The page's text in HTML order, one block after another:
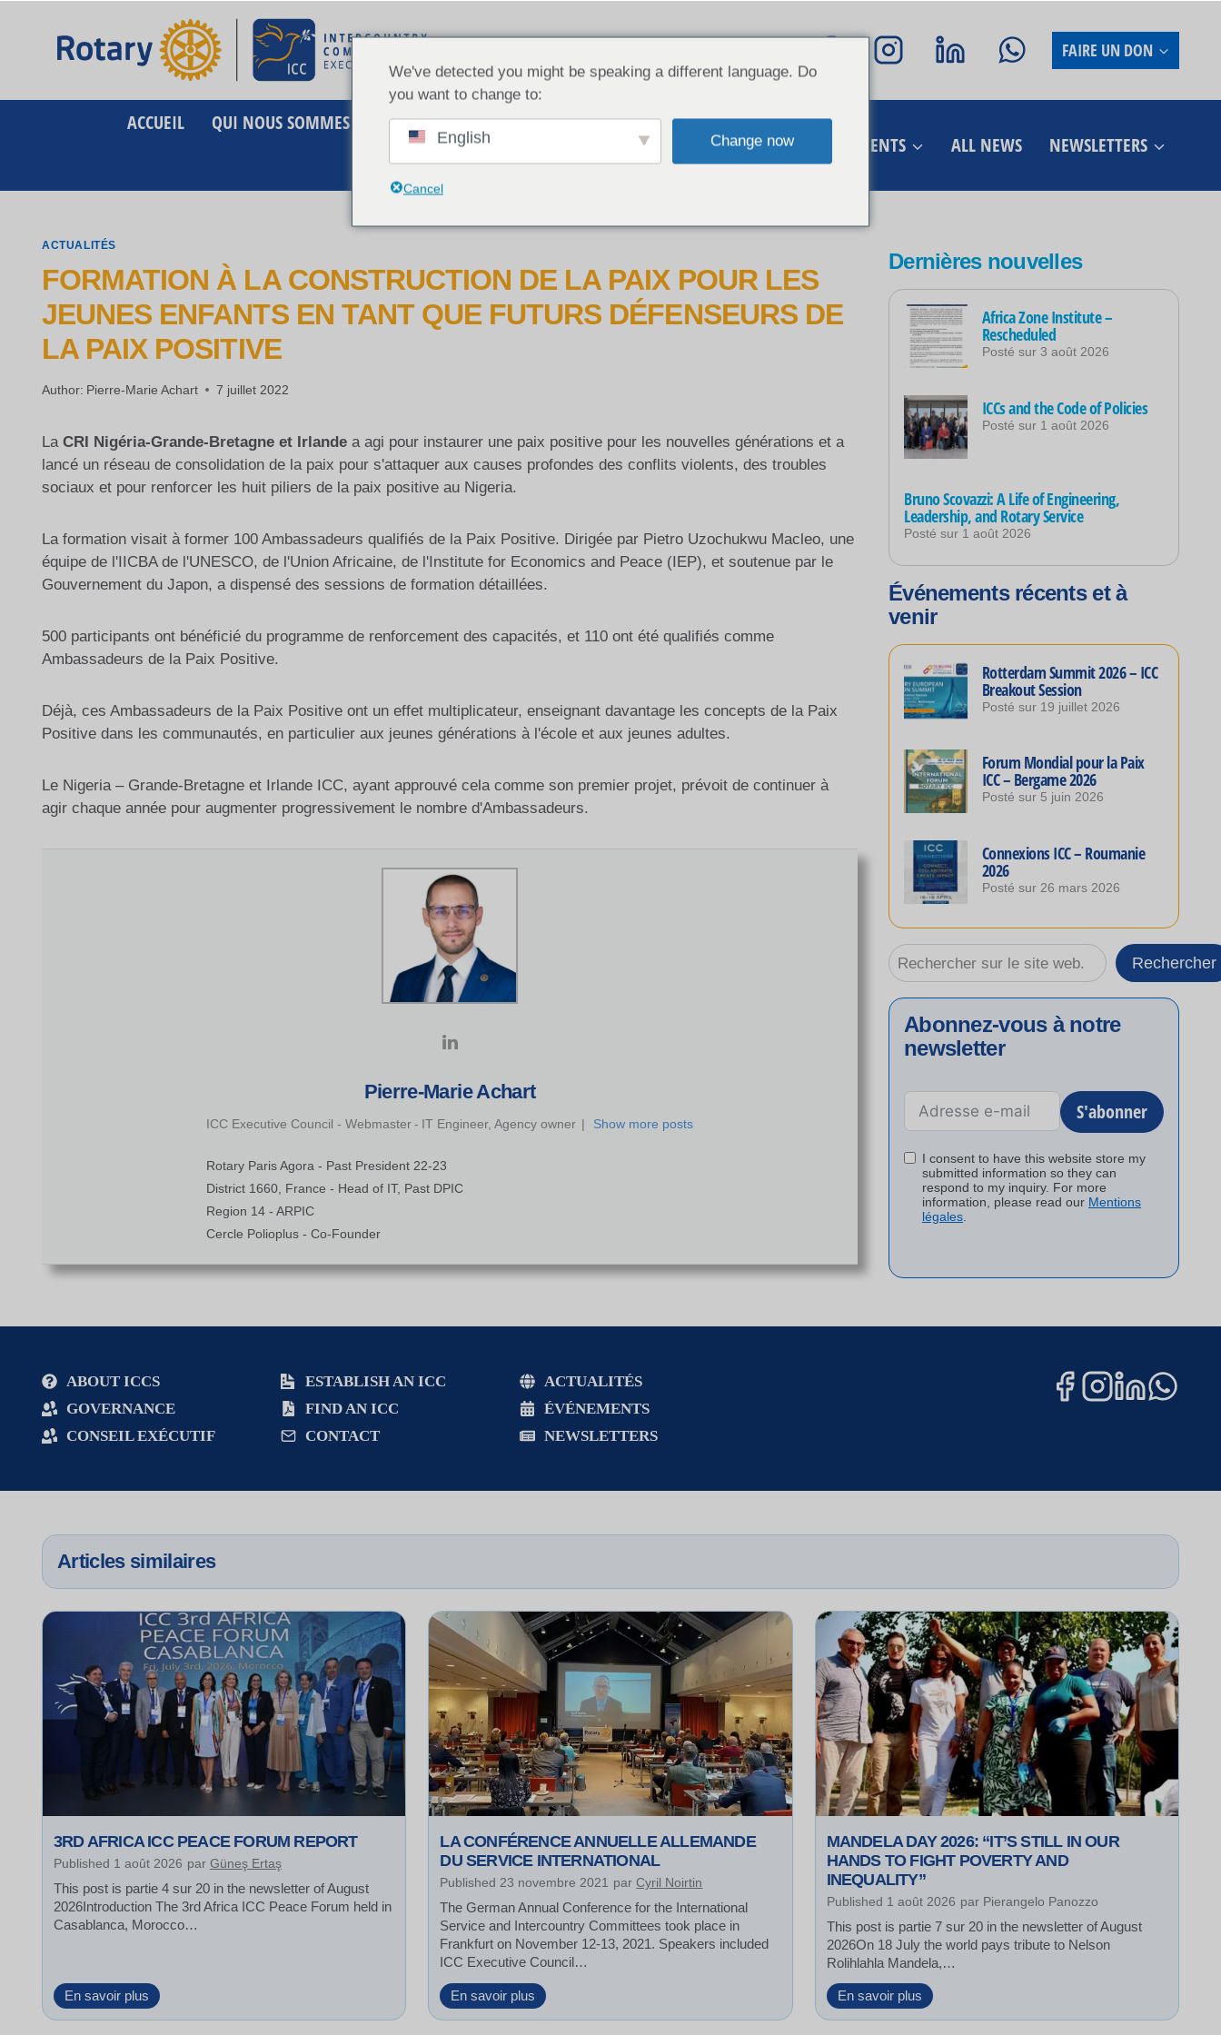
FAIRE UN DON
ACCUEIL QUI NOUS SOMMES CE QUE NOUS FAISONS
SECTIONS ICC
CONTACTEZ-NOUS
ÉVÉNEMENTS ALL NEWS NEWSLETTERS
ACTUALITÉS
FORMATION À LA CONSTRUCTION DE LA PAIX POUR LES
JEUNES ENFANTS EN TANT QUE FUTURS DÉFENSEURS DE
LA PAIX POSITIVE
Author: Pierre-Marie Achart 7 juillet 2022
La CRI Nigéria-Grande-Bretagne et Irlande a agi pour instaurer une paix positive pour les nouvelles générations et a
lancé un réseau de consolidation de la paix pour s'attaquer aux causes profondes des conflits violents, des troubles
sociaux et pour renforcer les huit piliers de la paix positive au Nigeria.
La formation visait à former 100 Ambassadeurs qualifiés de la Paix Positive. Dirigée par Pietro Uzochukwu Macleo, une
équipe de l'IICBA de l'UNESCO, de l'Union Africaine, de l'Institute for Economics and Peace (IEP), et soutenue par le
Gouvernement du Japon, a dispensé des sessions de formation détaillées.
500 participants ont bénéficié du programme de renforcement des capacités, et 110 ont été qualifiés comme
Ambassadeurs de la Paix Positive.
Déjà, ces Ambassadeurs de la Paix Positive ont un effet multiplicateur, enseignant davantage les concepts de la Paix
Positive dans les communautés, en particulier aux jeunes générations à l'école et aux jeunes adultes.
Le Nigeria – Grande-Bretagne et Irlande ICC, ayant approuvé cela comme son premier projet, prévoit de continuer à
agir chaque année pour augmenter progressivement le nombre d'Ambassadeurs.
Pierre-Marie Achart
ICC Executive Council - Webmaster - IT Engineer, Agency owner | Show more posts
Rotary Paris Agora - Past President 22-23
District 1660, France - Head of IT, Past DPIC
Region 14 - ARPIC
Cercle Polioplus - Co-Founder
Dernières nouvelles
Africa Zone Institute –
Rescheduled
Posté sur 3 août 2026
ICCs and the Code of Policies
Posté sur 1 août 2026
Bruno Scovazzi: A Life of Engineering,
Leadership, and Rotary Service
Posté sur 1 août 2026
Événements récents et à
venir
Rotterdam Summit 2026 – ICC
Breakout Session
Posté sur 19 juillet 2026
Forum Mondial pour la Paix
ICC – Bergame 2026
Posté sur 5 juin 2026
Connexions ICC – Roumanie
2026
Posté sur 26 mars 2026
Rechercher Rechercher
Abonnez-vous à notre
newsletter
S'abonner
I consent to have this website store my
submitted information so they can
respond to my inquiry. For more
information, please read our Mentions
légales.
:
ABOUT ICCS
GOVERNANCE
CONSEIL EXÉCUTIF
ESTABLISH AN ICC
FIND AN ICC
CONTACT
ACTUALITÉS
ÉVÉNEMENTS
NEWSLETTERS
Articles similaires
3RD AFRICA ICC PEACE FORUM REPORT
Published 1 août 2026 par Güneş Ertaş
This post is partie 4 sur 20 in the newsletter of August
2026Introduction The 3rd Africa ICC Peace Forum held in
Casablanca, Morocco…
En savoir plus
r
LA CONFÉRENCE ANNUELLE ALLEMANDE
DU SERVICE INTERNATIONAL
Published 23 novembre 2021 parCyril Noirtin
The German Annual Conference for the International
Service and Intercountry Committees took place in
Frankfurt on November 12-13, 2021. Speakers included
ICC Executive Council…
En savoir plus
a
MANDELA DAY 2026: “IT’S STILL IN OUR
HANDS TO FIGHT POVERTY AND
INEQUALITY”
Published 1 août 2026 par Pierangelo Panozzo
This post is partie 7 sur 20 in the newsletter of August
2026On 18 July the world pays tribute to Nelson
Rolihlahla Mandela,…
En savoir plusM
a
We've detected you might be speaking a different language. Do
you want to change to:
English Change now
Cancel